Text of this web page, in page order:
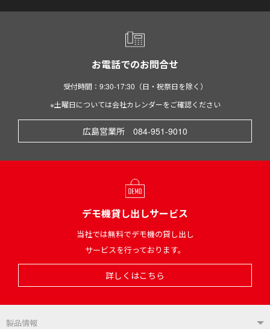
お電話でのお問合せ
受付時間：9:30-17:30（日・祝祭日を除く）
※土曜日については会社カレンダーをご確認ください
広島営業所 084-951-9010
デモ機貸し出しサービス
当社では無料でデモ機の貸し出し
サービスを行っております。
詳しくはこちら
製品情報